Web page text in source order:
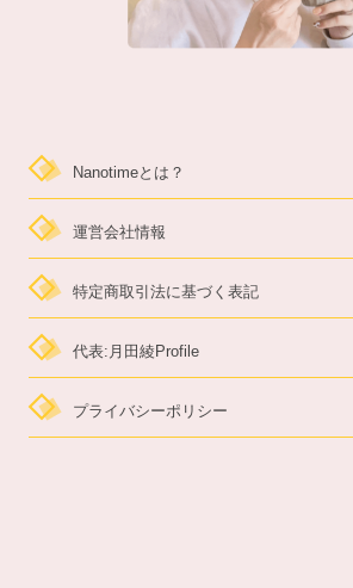
Nanotimeとは？
運営会社情報
特定商取引法に基づく表記
代表:月田綾Profile
プライバシーポリシー